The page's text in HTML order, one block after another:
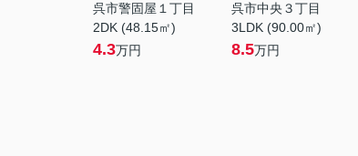
呉市警固屋１丁目
2DK (48.15㎡)
4.3万円
呉市中央３丁目
3LDK (90.00㎡)
8.5万円